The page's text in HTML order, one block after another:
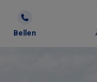
Bellen